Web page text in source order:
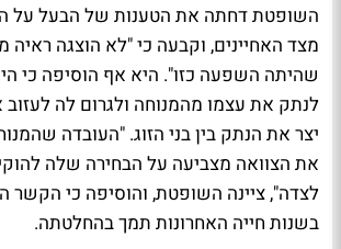
השופטת דחתה את הטענות של הבעל על
מצד האחיינים, וקבעה כי "לא הוצגה
שהיתה השפעה כזו". היא אף הוסיפה כי
לנתק את עצמו מהמנוחה ולגרום לה
יצר את הנתק בין בני הזוג. "העובדה
את הצוואה מצביעה על הבחירה שלה
לצדה", ציינה השופטת, והוסיפה כי הקשר
בשנות חייה האחרונות תמך בהחלטתה.